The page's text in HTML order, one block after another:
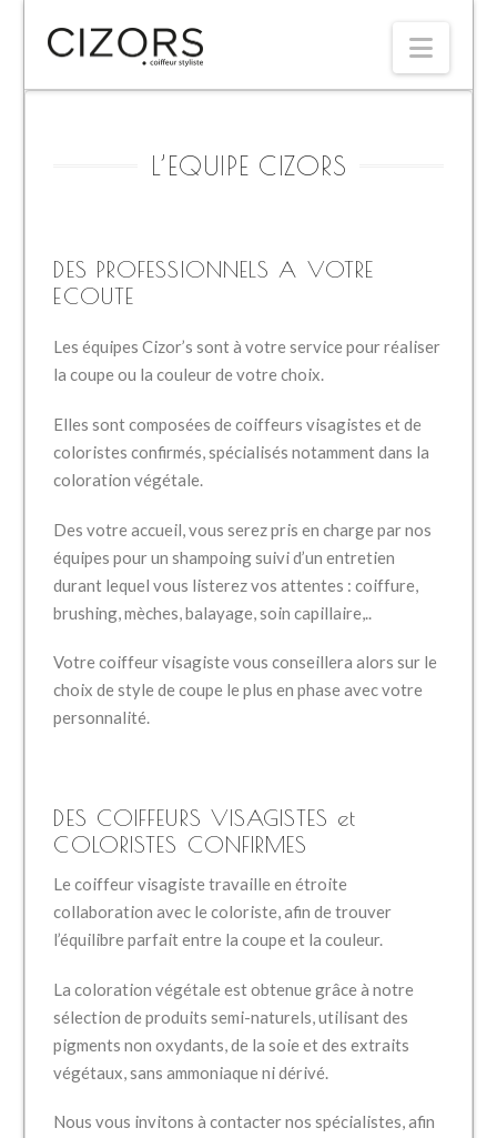
L’EQUIPE CIZORS
DES PROFESSIONNELS A VOTRE
ECOUTE
Les équipes Cizor’s sont à votre service pour réaliser
la coupe ou la couleur de votre choix.
Elles sont composées de coiffeurs visagistes et de
coloristes confirmés, spécialisés notamment dans la
coloration végétale.
Des votre accueil, vous serez pris en charge par nos
équipes pour un shampoing suivi d’un entretien
durant lequel vous listerez vos attentes : coiffure,
brushing, mèches, balayage, soin capillaire,..
Votre coiffeur visagiste vous conseillera alors sur le
choix de style de coupe le plus en phase avec votre
personnalité.
DES COIFFEURS VISAGISTES et
COLORISTES CONFIRMES
Le coiffeur visagiste travaille en étroite
collaboration avec le coloriste, afin de trouver
l’équilibre parfait entre la coupe et la couleur.
La coloration végétale est obtenue grâce à notre
sélection de produits semi-naturels, utilisant des
pigments non oxydants, de la soie et des extraits
végétaux, sans ammoniaque ni dérivé.
Nous vous invitons à contacter nos spécialistes, afin